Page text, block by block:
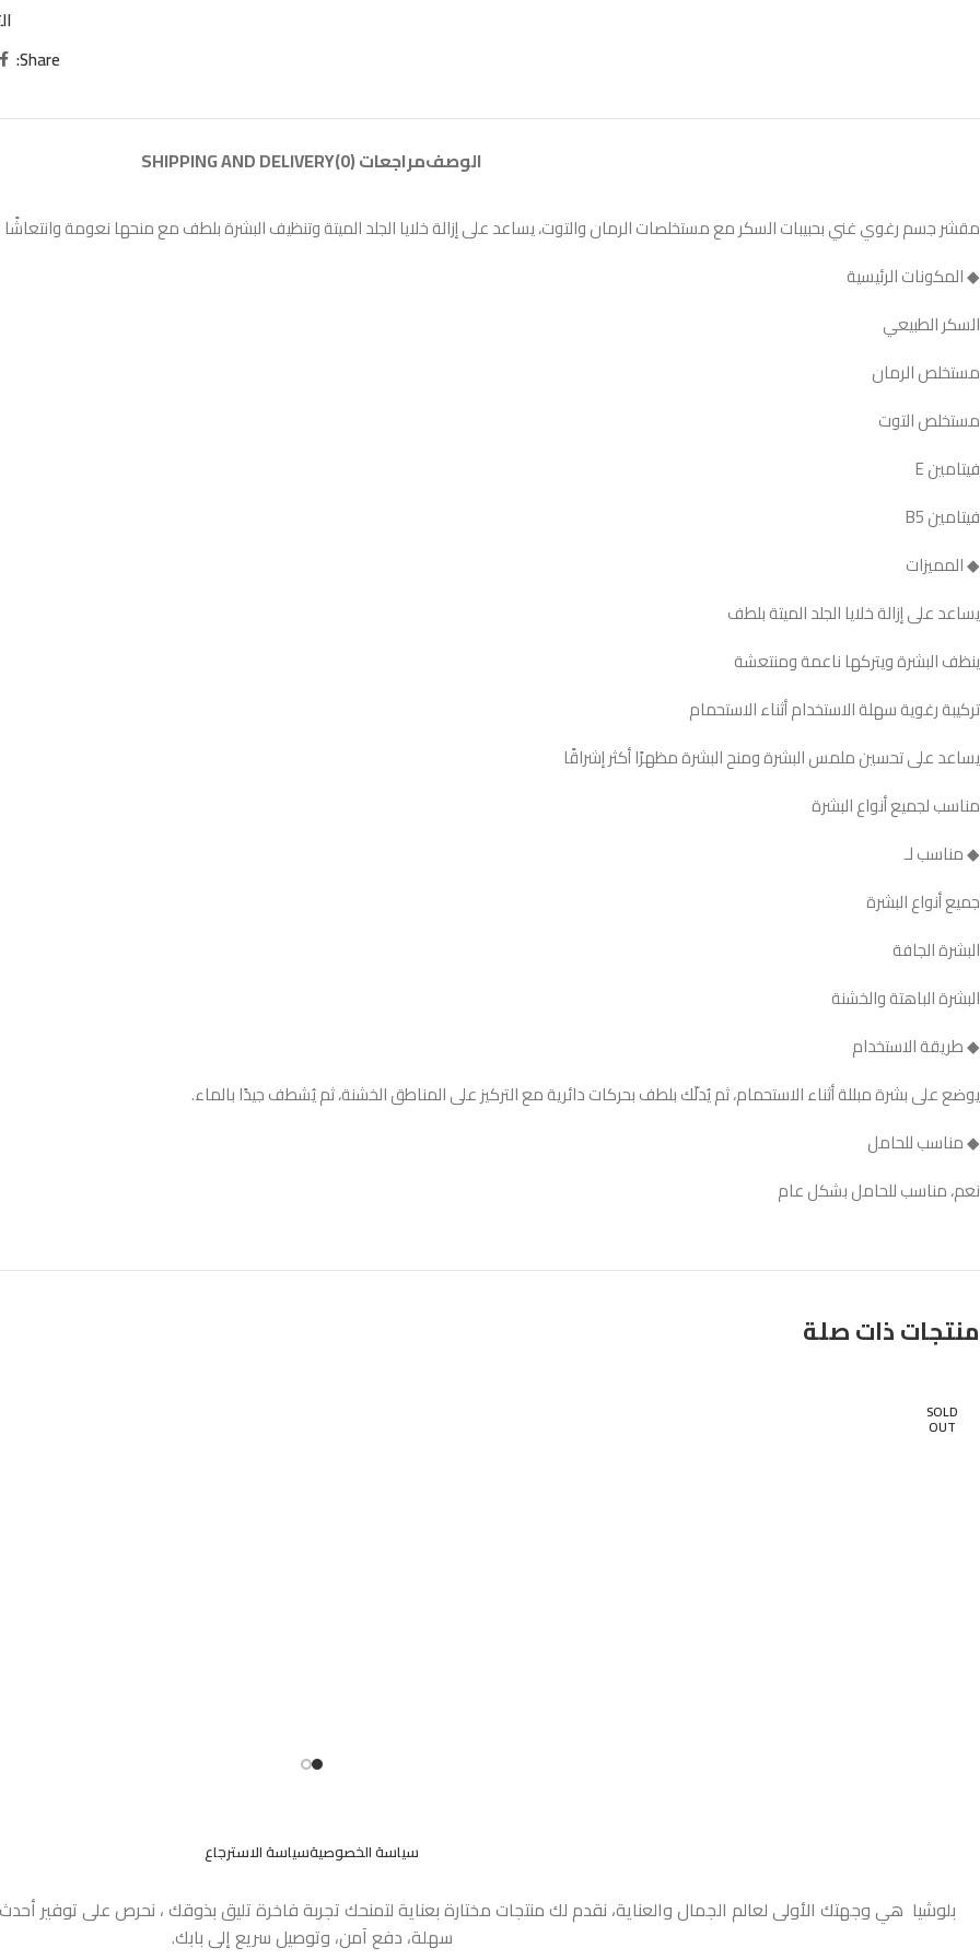
Share:
الوصفمراجعات (0) SHIPPING AND DELIVERY
مقشر جسم رغوي غني بحبيبات السكر مع مستخلصات الرمان والتوت، يساعد على إزالة خلايا الجلد الميتة وتنظيف البشرة بلطف مع منحها نعومة وانتعاشًا
◆ المكونات الرئيسية
السكر الطبيعي
مستخلص الرمان
مستخلص التوت
فيتامين E
فيتامين B5
◆ المميزات
يساعد على إزالة خلايا الجلد الميتة بلطف
ينظف البشرة ويتركها ناعمة ومنتعشة
تركيبة رغوية سهلة الاستخدام أثناء الاستحمام
يساعد على تحسين ملمس البشرة ومنح البشرة مظهرًا أكثر إشراقًا
مناسب لجميع أنواع البشرة
◆ مناسب لـ
جميع أنواع البشرة
البشرة الجافة
البشرة الباهتة والخشنة
◆ طريقة الاستخدام
يوضع على بشرة مبللة أثناء الاستحمام، ثم يُدلّك بلطف بحركات دائرية مع التركيز على المناطق الخشنة، ثم يُشطف جيدًا بالماء.
◆ مناسب للحامل
نعم، مناسب للحامل بشكل عام
منتجات ذات صلة
SOLD
OUT
سياسة الخصوصيةسياسة الاسترجاع
بلوشيا هي وجهتك الأولى لعالم الجمال والعناية، نقدم لك منتجات مختارة بعناية لتمنحك تجربة فاخرة تليق بذوقك ، نحرص على توفير
سهلة، دفع آمن، وتوصيل سريع إلى بابك.